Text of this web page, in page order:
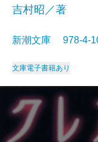
吉村昭／著
新潮文庫 978-4-
文庫電子書籍あり